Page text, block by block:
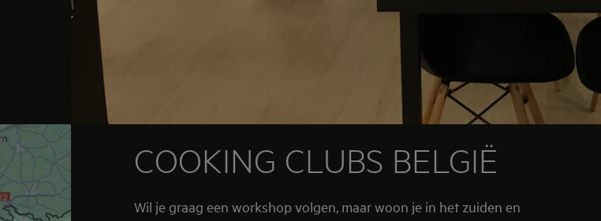
COOKING CLUBS BELGIË
Wil je graag een workshop volgen, maar woon je in het zuiden en